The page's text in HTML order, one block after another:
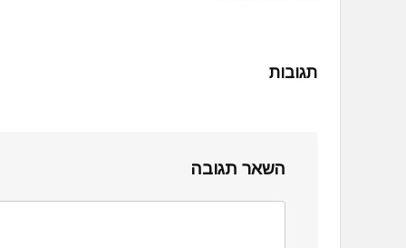
תגובות
השאר תגובה